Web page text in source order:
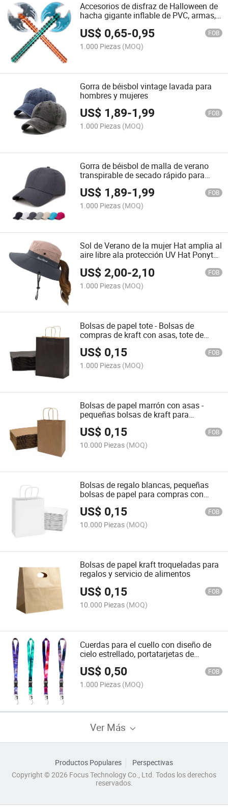
Accesorios de disfraz de Halloween de
hacha gigante inflable de PVC, armas,
decoración para fiesta temática, juego
deportivo al aire libre, piscina
US$ 0,65-0,95 FOB
1.000 Piezas (MOQ)
Gorra de béisbol vintage lavada para
hombres y mujeres
US$ 1,89-1,99 FOB
1.000 Piezas (MOQ)
Gorra de béisbol de malla de verano
transpirable de secado rápido para
deportes y running, gorra trucker para
hombres y mujeres
US$ 1,89-1,99 FOB
1.000 Piezas (MOQ)
Sol de Verano de la mujer Hat amplia al
aire libre ala protección UV Hat Ponytail
excursiones de pesca
US$2,00-2,10 FOB
1.000 Piezas (MOQ)
Bolsas de papel tote - Bolsas de
compras de kraft con asas, tote de
regalo para manualidades
US$ 0,15 FOB
1.000 Piezas (MOQ)
Bolsas de papel marrón con asas -
pequeñas bolsas de kraft para
compras, tote de regalo para
manualidades
US$ 0,15 FOB
10.000 Piezas (MOQ)
Bolsas de regalo blancas, pequeñas
bolsas de papel para compras con
asas, tote de kraft
US$ 0,15 FOB
10.000 Piezas (MOQ)
Bolsas de papel kraft troqueladas para
regalos y servicio de alimentos
US$ 0,15 FOB
10.000 Piezas (MOQ)
Cuerdas para el cuello con diseño de
cielo estrellado, portatarjetas de
identificación y llaves desmontables
con hebilla de liberación para maestros
y adolescentes
US$ 0,50 FOB
1.000 Piezas (MOQ)
Ver Más
Productos Populares
Perspectivas
Copyright © 2026 Focus Technology Co., Ltd. Todos los derechos
reservados.